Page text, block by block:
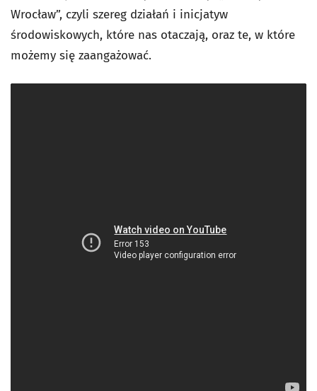
Wrocław”, czyli szereg działań i inicjatyw
środowiskowych, które nas otaczają, oraz te, w które
możemy się zaangażować.